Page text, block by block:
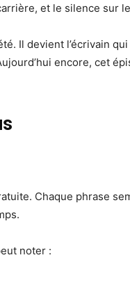
et le silence sur
Il devient l’écrivain
encore, cet
Chaque phrase
noter :